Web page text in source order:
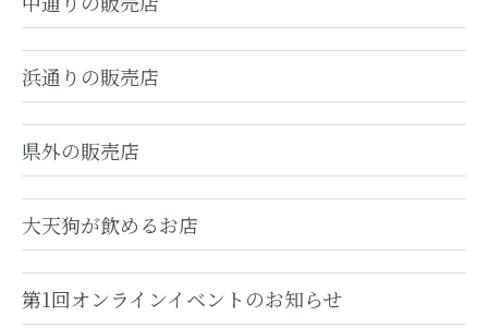
GROUP
浜通りの販売店
県外の販売店
大天狗が飲めるお店
第1回オンラインイベントのお知らせ